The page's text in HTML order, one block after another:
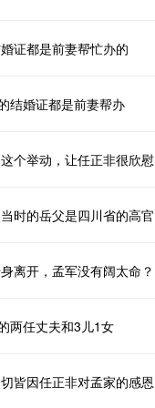
证都是前妻帮忙办的
结婚证都是前妻帮办
个举动，让任正非很欣慰
时的岳父是四川省的高官
离开，孟军没有阔太命？
两任丈夫和3儿1女
皆因任正非对孟家的感恩